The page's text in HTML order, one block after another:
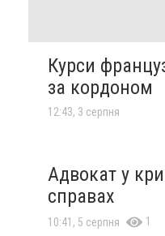
Курси
за кордоном
12:43, 3 серпня
Адвокат у
справах
10:41, 5 серпня 1